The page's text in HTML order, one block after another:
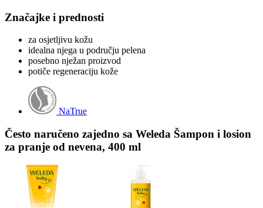
Značajke i prednosti
za osjetljivu kožu
idealna njega u području pelena
posebno nježan proizvod
potiče regeneraciju kože
NaTrue
Često naručeno zajedno sa Weleda Šampon i losion
za pranje od nevena, 400 ml